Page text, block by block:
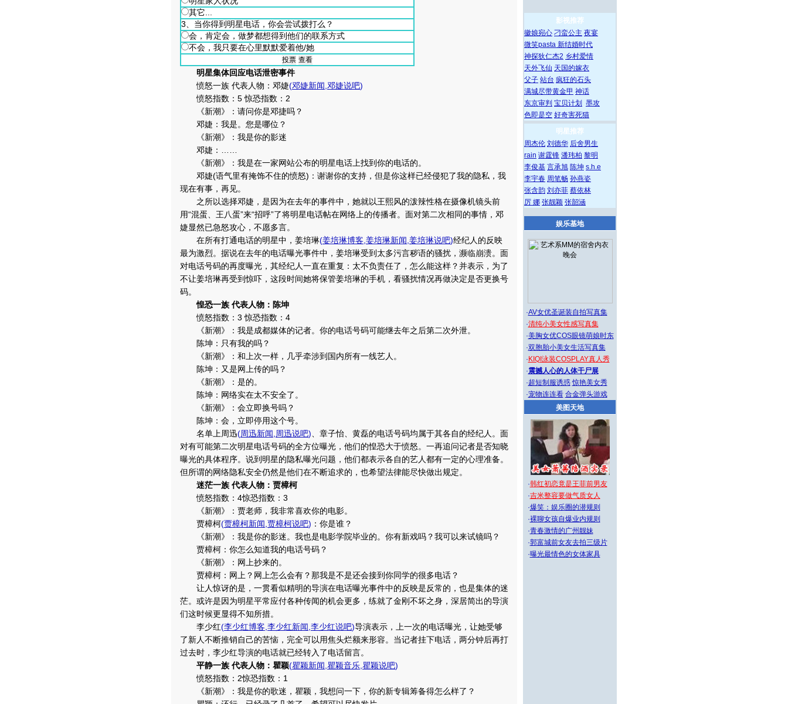
其它...
3、当你得到明星电话，你会尝试拨打么？
会，肯定会，做梦都想得到他们的联系方式
不会，我只要在心里默默爱着他/她
明星集体回应电话泄密事件
愤怒一族 代表人物：邓婕(邓婕新闻 邓婕说吧)
愤怒指数：5 惊恐指数：2
《新潮》：请问你是邓捷吗？
邓婕：我是。您是哪位？
《新潮》：我是你的影迷
邓婕：……
《新潮》：我是在一家网站公布的明星电话上找到你的电话的。
邓婕(语气里有掩饰不住的愤怒)：谢谢你的支持，但是你这样已经侵犯了我的隐私，我
现在有事，再见。
之所以选择邓婕，是因为在去年的事件中，她就以王熙风的泼辣性格在摄像机镜头前
用“混蛋、王八蛋”来“招呼”了将明星电话帖在网络上的传播者。面对第二次相同的事情，邓
婕显然已急怒攻心，不愿多言。
在所有打通电话的明星中，姜培琳(姜培琳博客 姜培琳新闻 姜培琳说吧)经纪人的反映
最为激烈。据说在去年的电话曝光事件中，姜培琳受到太多污言秽语的骚扰，濒临崩溃。面
对电话号码的再度曝光，其经纪人一直在重复：太不负责任了，怎么能这样？并表示，为了
不让姜培琳再受到惊吓，这段时间她将保管姜培琳的手机，看骚扰情况再做决定是否更换号
码。
惶恐一族 代表人物：陈坤
愤怒指数：3 惊恐指数：4
《新潮》：我是成都媒体的记者。你的电话号码可能继去年之后第二次外泄。
陈坤：只有我的吗？
《新潮》：和上次一样，几乎牵涉到国内所有一线艺人。
陈坤：又是网上传的吗？
《新潮》：是的。
陈坤：网络实在太不安全了。
《新潮》：会立即换号吗？
陈坤：会，立即停用这个号。
名单上周迅(周迅新闻 周迅说吧) 、章子怡、黄磊的电话号码均属于其各自的经纪人。面
对有可能第二次明星电话号码的全方位曝光，他们的惶恐大于愤怒。一再追问记者是否知晓
曝光的具体程序。说到明星的隐私曝光问题，他们都表示各自的艺人都有一定的心理准备。
但所谓的网络隐私安全仍然是他们在不断追求的，也希望法律能尽快做出规定。
迷茫一族 代表人物：贾樟柯
愤怒指数：4惊恐指数：3
《新潮》：贾老师，我非常喜欢你的电影。
贾樟柯(贾樟柯新闻 贾樟柯说吧) ：你是谁？
《新潮》：我是你的影迷。我也是电影学院毕业的。你有新戏吗？我可以来试镜吗？
贾樟柯：你怎么知道我的电话号码？
《新潮》：网上抄来的。
贾樟柯：网上？网上怎么会有？那我是不是还会接到你同学的很多电话？
让人惊讶的是，一贯看似精明的导演在电话曝光事件中的反映是反常的，也是集体的迷
茫。或许是因为明星平常应付各种传闻的机会更多，练就了金刚不坏之身，深居简出的导演
们这时候更显得不知所措。
李少红(李少红博客 李少红新闻 李少红说吧)导演表示，上一次的电话曝光，让她受够
了新人不断推销自己的苦恼，完全可以用焦头烂额来形容。当记者挂下电话，两分钟后再打
过去时，李少红导演的电话就已经转入了电话留言。
平静一族 代表人物：瞿颖(瞿颖新闻 瞿颖音乐 瞿颖说吧)
愤怒指数：2惊恐指数：1
《新潮》：我是你的歌迷，瞿颖，我想问一下，你的新专辑筹备得怎么样了？
影视推荐
徽娘宛心 刁蛮公主 夜宴
微笑pasta 新结婚时代
神探狄仁杰2 乡村爱情
天外飞仙 天国的嫁衣
父子 站台 疯狂的石头
满城尽带黄金甲 神话
东京审判 宝贝计划
墨攻
色即是空 好奇害死猫
明星推荐
周杰伦 刘德华 后舍男生
rain 谢霆锋 潘玮柏 黎明
李俊基 言承旭 陈坤 s.h.e
李宇春 周笔畅 孙燕姿
张含韵 刘亦菲 蔡依林
厉 娜 张靓颖 张韶涵
娱乐基地
·AV女优圣诞装自拍写真集
·清纯小美女性感写真集
·美胸女优COS眼镜萌娘时东
·双胞胎小美女生活写真集
· KIQI泳装COSPLAY真人秀
·震撼人心的人体干尸展
·超短制服诱惑 惊艳美女秀
·宠物连连看 合金弹头游戏
美图天地
·韩红初恋竟是王菲前男友
·吉米整容要做气质女人
·爆笑：娱乐圈的潜规则
·裸聊女孩自爆业内规则
·青春激情的广州靓妹
·郭富城前女友去拍三级片
·曝光最情色的女体家具